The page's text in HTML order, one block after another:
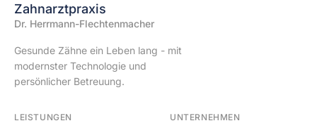
Zahnarztpraxis
Dr. Herrmann-Flechtenmacher
Gesunde Zähne ein Leben lang - mit
modernster Technologie und
persönlicher Betreuung.
LEISTUNGEN UNTERNEHMEN